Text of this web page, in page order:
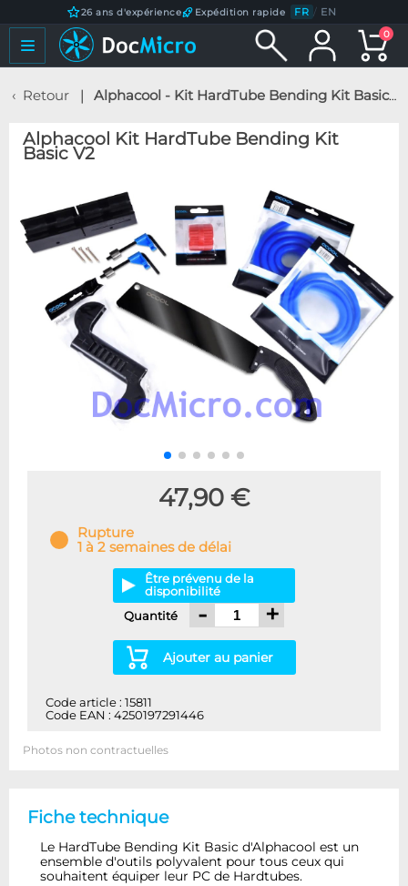
26 ans d'expérience Expédition rapide FR / EN
0
Retour Alphacool - Kit HardTube Bending Kit Basic V2
Alphacool Kit HardTube Bending Kit
Basic V2
47,90 €
Rupture
1 à 2 semaines de délai
Être prévenu de la
disponibilité
Quantité
- +
Ajouter au panier
Code article : 15811
Code EAN : 4250197291446
Photos non contractuelles
Fiche technique
Le HardTube Bending Kit Basic d'Alphacool est un
ensemble d'outils polyvalent pour tous ceux qui
souhaitent équiper leur PC de Hardtubes.